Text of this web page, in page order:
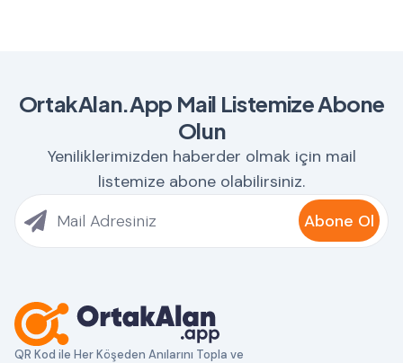
OrtakAlan.App Mail Listemize Abone
Olun
Yeniliklerimizden haberder olmak için mail
listemize abone olabilirsiniz.
Abone Ol
QR Kod ile Her Köşeden Anılarını Topla ve